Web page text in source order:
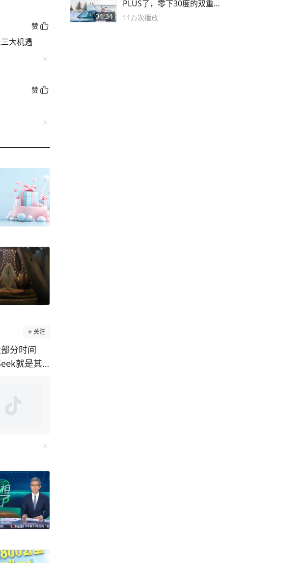
赞
大机遇
赞
关注
分时间
就是其
深远的历
升人类文
能
保。以前
来承担工
04:34
PLUS了，零下30度的双重冰
封40小时全录
11万次播放